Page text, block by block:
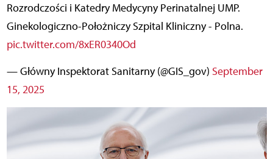
Rozrodczości i Katedry Medycyny Perinatalnej UMP.
Ginekologiczno-Położniczy Szpital Kliniczny - Polna.
pic.twitter.com/8xER0340Od
— Główny Inspektorat Sanitarny (@GIS_gov) September
15, 2025